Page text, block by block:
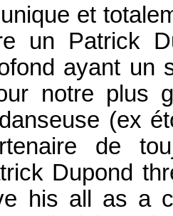
et
un Patrick
ayant un
notre plus
(ex
de
Dupond
his all as a